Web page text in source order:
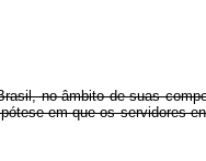
no âmbito de suas
em que os servidores